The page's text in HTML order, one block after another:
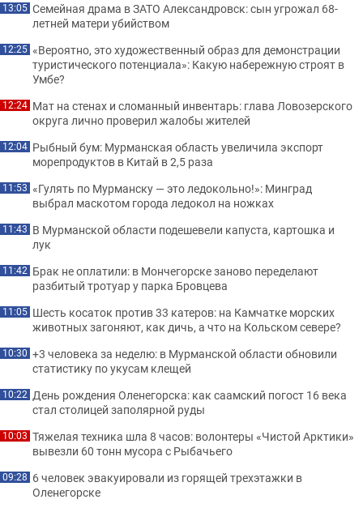
13:05 Семейная драма в ЗАТО Александровск: сын угрожал 68-
летней матери убийством
12:25 «Вероятно, это художественный образ для демонстрации
туристического потенциала»: Какую набережную строят в
Умбе?
12:24 Мат на стенах и сломанный инвентарь: глава Ловозерского
округа лично проверил жалобы жителей
12:04 Рыбный бум: Мурманская область увеличила экспорт
морепродуктов в Китай в 2,5 раза
11:53 «Гулять по Мурманску — это ледокольно!»: Минград
выбрал маскотом города ледокол на ножках
11:43 В Мурманской области подешевели капуста, картошка и
лук
11:42 Брак не оплатили: в Мончегорске заново переделают
разбитый тротуар у парка Бровцева
11:05 Шесть косаток против 33 катеров: на Камчатке морских
животных загоняют, как дичь, а что на Кольском севере?
10:30 +3 человека за неделю: в Мурманской области обновили
статистику по укусам клещей
10:22 День рождения Оленегорска: как саамский погост 16 века
стал столицей заполярной руды
10:03 Тяжелая техника шла 8 часов: волонтеры «Чистой Арктики»
вывезли 60 тонн мусора с Рыбачьего
09:28 6 человек эвакуировали из горящей трехэтажки в
Оленегорске